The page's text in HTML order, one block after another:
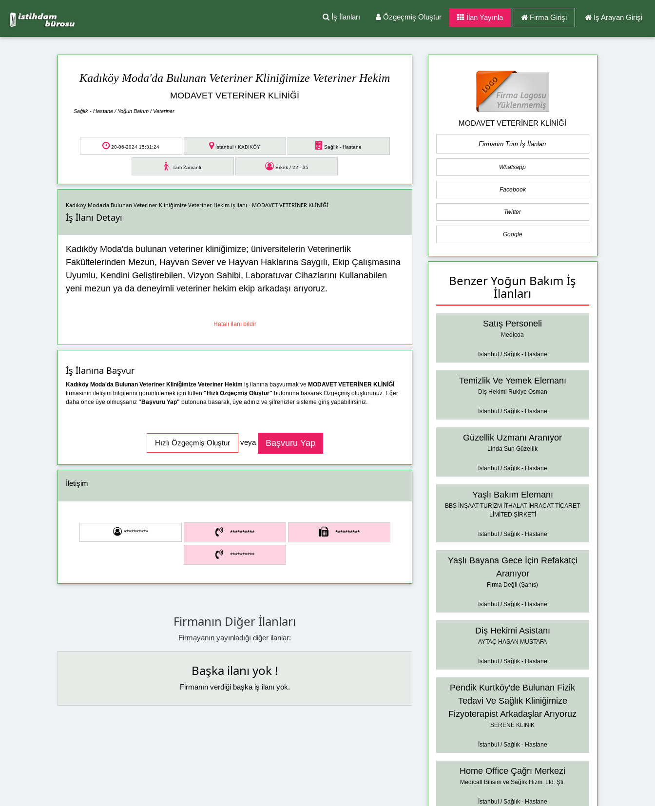
İş İlanları Özgeçmiş Oluştur İlan Yayınla Firma Girişi İş Arayan Girişi
Kadıköy Moda'da Bulunan Veteriner Kliniğimize Veteriner Hekim
MODAVET VETERİNER KLİNİĞİ
Sağlık - Hastane / Yoğun Bakım / Veteriner
20-06-2024 15:31:24 İstanbul / KADIKÖY Sağlık - Hastane
Tam Zamanlı Erkek / 22 - 35
Kadıköy Moda'da Bulunan Veteriner Kliniğimize Veteriner Hekim iş ilanı - MODAVET VETERİNER KLİNİĞİ
İş İlanı Detayı
Kadıköy Moda'da bulunan veteriner kliniğimize; üniversitelerin Veterinerlik
Fakültelerinden Mezun, Hayvan Sever ve Hayvan Haklarına Saygılı, Ekip Çalışmasına
Uyumlu, Kendini Geliştirebilen, Vizyon Sahibi, Laboratuvar Cihazlarını Kullanabilen
yeni mezun ya da deneyimli veteriner hekim ekip arkadaşı arıyoruz.
Hatalı ilanı bildir
İş İlanına Başvur
Kadıköy Moda'da Bulunan Veteriner Kliniğimize Veteriner Hekim iş ilanına başvurmak ve MODAVET VETERİNER KLİNİĞİ
firmasının iletişim bilgilerini görüntülemek için lütfen "Hızlı Özgeçmiş Oluştur" butonuna basarak Özgeçmiş oluşturunuz. Eğer
daha önce üye olmuşsanız "Başvuru Yap" butonuna basarak, üye adınız ve şifrenizler sisteme giriş yapabilirsiniz.
veya
İletişim
********** ********** **********
**********
Firmanın Diğer İlanları
Firmayanın yayınladığı diğer ilanlar:
Başka ilanı yok !
Firmanın verdiği başka iş ilanı yok.
MODAVET VETERİNER KLİNİĞİ
Firmanın Tüm İş İlanları
Whatsapp
Facebook
Twitter
Google
Benzer Yoğun Bakım İş
İlanları
Satış Personeli
Medicoa
İstanbul / Sağlık - Hastane
Temizlik Ve Yemek Elemanı
Diş Hekimi Rukiye Osman
İstanbul / Sağlık - Hastane
Güzellik Uzmanı Aranıyor
Linda Sun Güzellik
İstanbul / Sağlık - Hastane
Yaşlı Bakım Elemanı
BBS İNŞAAT TURİZM İTHALAT İHRACAT TİCARET
LİMİTED ŞİRKETİ
İstanbul / Sağlık - Hastane
Yaşlı Bayana Gece İçin Refakatçi
Aranıyor
Firma Değil (Şahıs)
İstanbul / Sağlık - Hastane
Diş Hekimi Asistanı
AYTAÇ HASAN MUSTAFA
İstanbul / Sağlık - Hastane
Pendik Kurtköy'de Bulunan Fizik
Tedavi Ve Sağlık Kliniğimize
Fizyoterapist Arkadaşlar Arıyoruz
SERENE KLİNİK
İstanbul / Sağlık - Hastane
Home Office Çağrı Merkezi
Medicall Bilisim ve Sağlık Hizm. Ltd. Şti.
İstanbul / Sağlık - Hastane